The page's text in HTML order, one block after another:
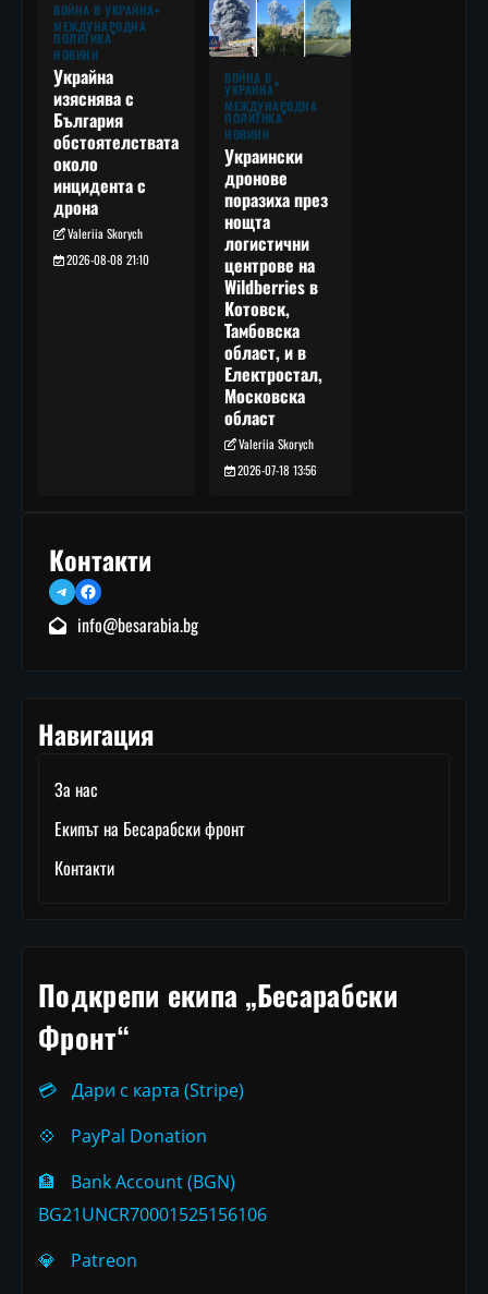
ВОЙНА В УКРАЙНА
МЕЖДУНАРОДНА
ПОЛИТИКА
НОВИНИ
Украйна
изяснява с
България
обстоятелствата
около
инцидента с
дрона
Valeriia Skorych
2026-08-08 21:10
ВОЙНА В
УКРАЙНА
МЕЖДУНАРОДНА
ПОЛИТИКА
НОВИНИ
Украински
дронове
поразиха през
нощта
логистични
центрове на
Wildberries в
Котовск,
Тамбовска
област, и в
Електростал,
Московска
област
Valeriia Skorych
2026-07-18 13:56
Контакти
TelegramFacebook
info@besarabia.bg
Навигация
За нас
Екипът на Бесарабски фронт
Контакти
Подкрепи екипа „Бесарабски
Фронт“
💳
Дари с карта (Stripe)
💠
PayPal Donation
🏦
Bank Account (BGN)
BG21UNCR70001525156106
💎
Patreon